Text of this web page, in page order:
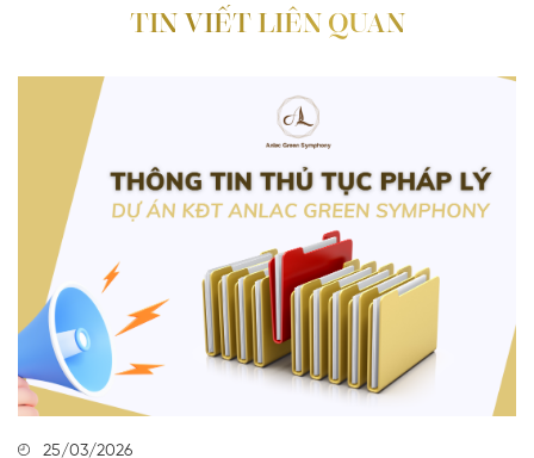
TIN VIẾT LIÊN QUAN
25/03/2026